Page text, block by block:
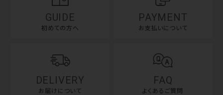
GUIDE
初めての方へ
PAYMENT
お支払いについて
DELIVERY
お届けについて
FAQ
よくあるご質問